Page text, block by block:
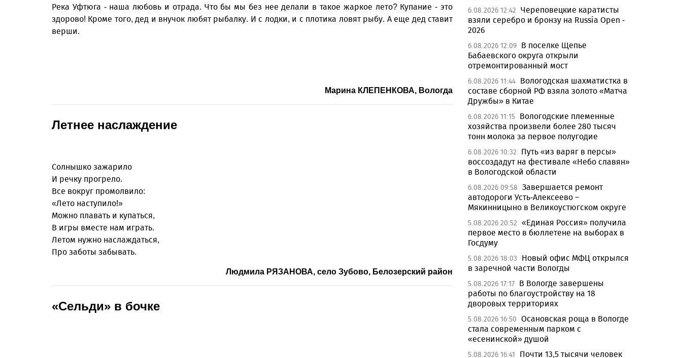
Река Уфтюга - наша любовь и отрада. Что бы мы без нее делали в такое жаркое лето? Купание - это
здорово! Кроме того, дед и внучок любят рыбалку. И с лодки, и с плотика ловят рыбу. А еще дед ставит
верши.
Марина КЛЕПЕНКОВА, Вологда
Летнее наслаждение
Солнышко зажарило
И речку прогрело.
Все вокруг промолвило:
«Лето наступило!»
Можно плавать и купаться,
В игры вместе нам играть.
Летом нужно наслаждаться,
Про заботы забывать.
Людмила РЯЗАНОВА, село Зубово, Белозерский район
«Сельди» в бочке
6.08.2026 12:42 Череповецкие каратисты
взяли серебро и бронзу на Russia Open -
2026
6.08.2026 12:09 В поселке Щепье
Бабаевского округа открыли
отремонтированный мост
6.08.2026 11:44 Вологодская шахматистка в
составе сборной РФ взяла золото «Матча
Дружбы» в Китае
6.08.2026 11:15 Вологодские племенные
хозяйства произвели более 280 тысяч
тонн молока за первое полугодие
6.08.2026 10:32
Путь «из варяг в персы»
воссоздадут на фестивале «Небо славян»
в Вологодской области
6.08.2026 09:58 Завершается ремонт
автодороги Усть-Алексеево –
Мякинницыно в Великоустюгском округе
5.08.2026 20:52 «Единая Россия» получила
первое место в бюллетене на выборах в
Госдуму
5.08.2026 18:03
Новый офис МФЦ открылся
в заречной части Вологды
5.08.2026 17:17 В Вологде завершены
работы по благоустройству на 18
дворовых территориях
5.08.2026 16:50 Осановская роща в Вологде
стала современным парком с
«есенинской» душой
5.08.2026 16:41
Почти 13,5 тысячи человек